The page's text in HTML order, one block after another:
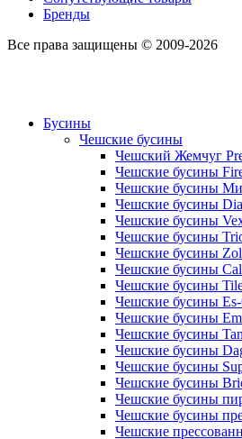
Бренды
Все права защищены © 2009-2026
Бусины
Чешские бусины
Чешский Жемчуг
Чешские бусины
Чешские бусины
Чешские бусины
Чешские бусины
Чешские бусины
Чешские бусины
Чешские бусины
Чешские бусины
Чешские бусины
Чешские бусины
Чешские бусины
Чешские бусины
Чешские бусины
Чешские бусины
Чешские бусины
Чешские бусины
Чешские